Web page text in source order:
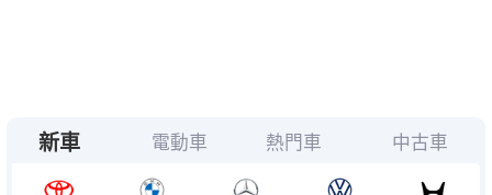
新車 電動車 熱門車 中古車